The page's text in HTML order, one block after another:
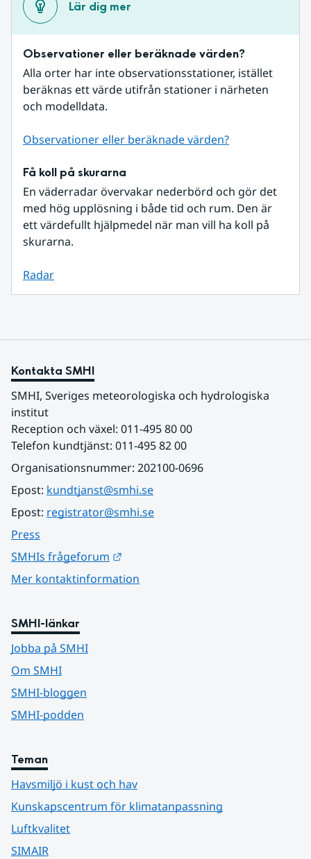
Lär dig mer
Observationer eller beräknade värden?
Alla orter har inte observationsstationer, istället
beräknas ett värde utifrån stationer i närheten
och modelldata.
Observationer eller beräknade värden?
Få koll på skurarna
En väderradar övervakar nederbörd och gör det
med hög upplösning i både tid och rum. Den är
ett värdefullt hjälpmedel när man vill ha koll på
skurarna.
Radar
Kontakta SMHI
SMHI, Sveriges meteorologiska och hydrologiska
institut
Reception och växel: 011-495 80 00
Telefon kundtjänst: 011-495 82 00
Organisationsnummer: 202100-0696
Epost: kundtjanst@smhi.se
Epost: registrator@smhi.se
Press
SMHIs frågeforum
Mer kontaktinformation
SMHI-länkar
Jobba på SMHI
Om SMHI
SMHI-bloggen
SMHI-podden
Teman
Havsmiljö i kust och hav
Kunskapscentrum för klimatanpassning
Luftkvalitet
SIMAIR